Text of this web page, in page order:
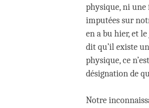
physique, ni une
imputées sur
en a bu hier, et
dit qu’il existe
physique, ce
désignation de
Notre